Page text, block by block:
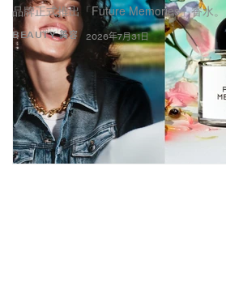
BEAUTY 美容
品牌正式推出「Future Memories」香水。
2026年7月31日